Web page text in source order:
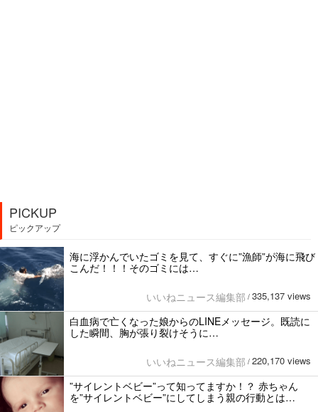
PICKUP
ピックアップ
海に浮かんでいたゴミを見て、すぐに”漁師”が海に飛び
こんだ！！！そのゴミには…
いいねニュース編集部 / 335,137 views
白血病で亡くなった娘からのLINEメッセージ。既読に
した瞬間、胸が張り裂けそうに…
いいねニュース編集部 / 220,170 views
”サイレントベビー”って知ってますか！？ 赤ちゃん
を”サイレントベビー”にしてしまう親の行動とは…